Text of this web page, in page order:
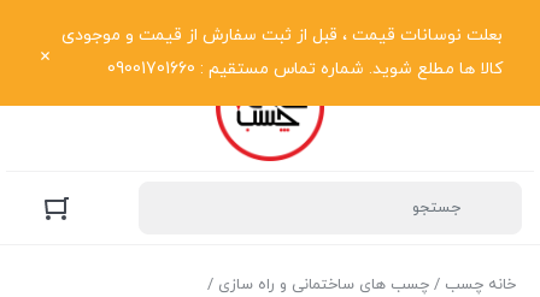
بعلت نوسانات قیمت ، قبل از ثبت سفارش از قیمت و موجودی
کالا ها مطلع شوید. شماره تماس مستقیم : 09001701660
خانه چسب / چسب های ساختمانی و راه سازی /